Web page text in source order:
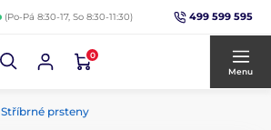
(Po-Pá 8:30-17, So 8:30-11:30) 499 599 595
0
Menu
Stříbrné prsteny